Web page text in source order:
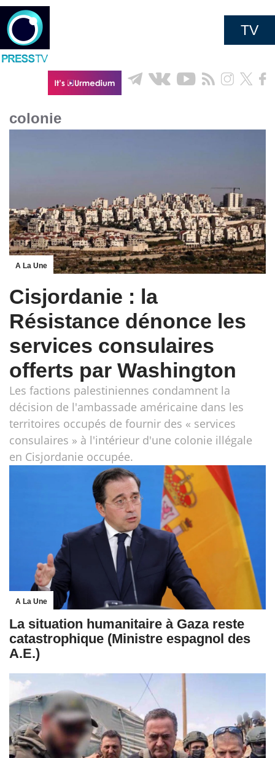
TV
colonie
A La Une
Cisjordanie : la
Résistance dénonce les
services consulaires
offerts par Washington
Les factions palestiniennes condamnent la
décision de l'ambassade américaine dans les
territoires occupés de fournir des « services
consulaires » à l'intérieur d'une colonie illégale
en Cisjordanie occupée.
A La Une
La situation humanitaire à Gaza reste
catastrophique (Ministre espagnol des
A.E.)